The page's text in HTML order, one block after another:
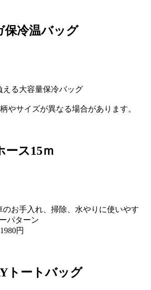
保冷温バッグ
える大容量保冷バッグ
やサイズが異なる場合があります。
ース15ｍ
のお手入れ、掃除、水やりに使いやす
パターン
円
トートバッグ